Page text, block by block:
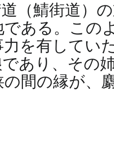
（鯖街道）
ある。この
を有してい
あり、その
間の縁が、